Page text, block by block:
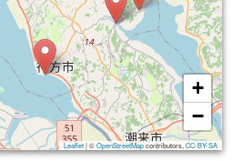
+
−
Leaflet|©OpenStreetMapcontributors, CC-BY-SA